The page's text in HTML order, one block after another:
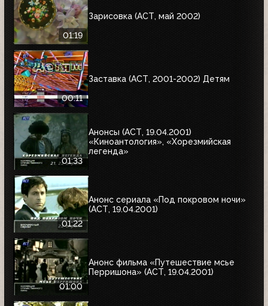
01:19
Зарисовка (АСТ, май 2002)
00:11
Заставка (АСТ, 2001-2002) Детям
01:33
Анонсы (АСТ, 19.04.2001)
«Киноантология», «Хорезмийская
легенда»
01:22
Анонс сериала «Под покровом ночи»
(АСТ, 19.04.2001)
01:00
Анонс фильма «Путешествие мсье
Перришона» (АСТ, 19.04.2001)